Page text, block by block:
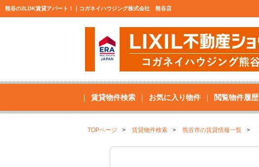
熊谷の2LDK賃貸アパート！｜コガネイハウジング株式会社 熊谷店
賃貸物件検索 お気に入り物件 閲覧物件履歴
TOPページ 賃貸物件検索 熊谷市の賃貸情報一覧